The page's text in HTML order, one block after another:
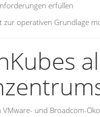
erfüllen
zur operativen Grundlage
VMware- und Broadcom-